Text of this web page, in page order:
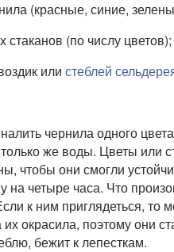
(красные, синие,
стаканов (по числу цветов);
или стеблей
чернила одного
же воды. Цветы или
чтобы они смогли
на четыре часа. Что
к ним приглядеться, то
их окрасила, поэтому они
бежит к лепесткам.